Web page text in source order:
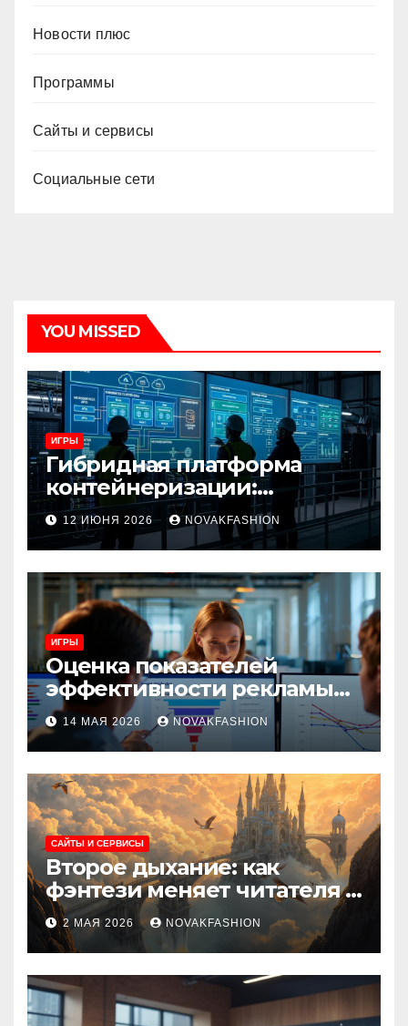
Новости плюс
Программы
Сайты и сервисы
Социальные сети
YOU MISSED
ИГРЫ
Гибридная платформа
контейнеризации:
архитектура, особенности
и сценарии использования
12 ИЮНЯ 2026 NOVAKFASHION
ИГРЫ
Оценка показателей
эффективности рекламы
при атрибуции
множественных точек
касания
14 МАЯ 2026 NOVAKFASHION
САЙТЫ И СЕРВИСЫ
Второе дыхание: как
фэнтези меняет читателя и
культуру
2 МАЯ 2026 NOVAKFASHION